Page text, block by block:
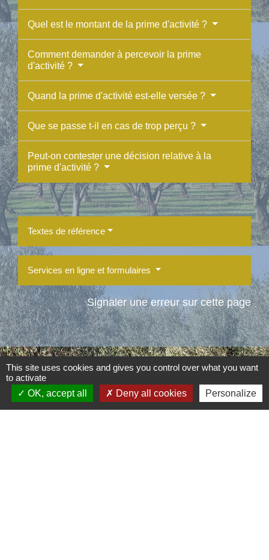
Quel est le montant de la prime d'activité ?
Comment demander à percevoir la prime
d'activité ?
Quand la prime d'activité est-elle versée ?
Que se passe t-il en cas de trop perçu ?
Peut-on contester une décision relative à la
prime d'activité ?
Textes de référence
Services en ligne et formulaires
Signaler une erreur sur cette page
Contacts
Commune d'Aubord
This site uses cookies and gives you control over what you want
to activate
OK, accept all
Deny all cookies Personalize